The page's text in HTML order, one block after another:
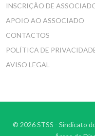
INSCRIÇÃO DE
APOIO AO ASSOCIADO
CONTACTOS
POLÍTICA DE
AVISO LEGAL
© 2026 STSS - Sindicato